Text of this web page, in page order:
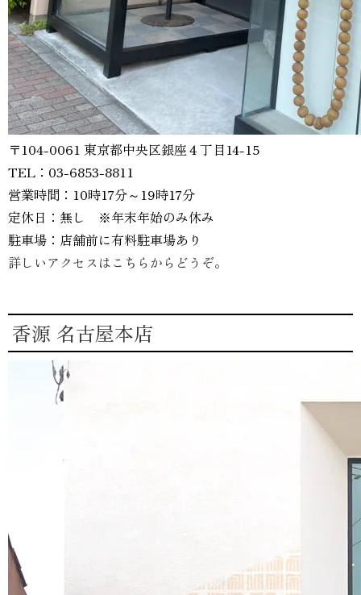
〒104-0061 東京都中央区銀座４丁目14-15
TEL：03-6853-8811
営業時間：10時17分～19時17分
定休日：無し ※年末年始のみ休み
駐車場：店舗前に有料駐車場あり
詳しいアクセスはこちらからどうぞ。
香源 名古屋本店